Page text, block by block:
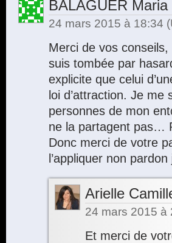
BALAGUER Maria
24 mars 2015 à 18:34
Merci de vos
suis tombée par
explicite que celui
loi d’attraction. Je
personnes de mon
ne la partagent pas…
Donc merci de votre
l’appliquer non
Arielle
24 mars 2015 à
Et merci de